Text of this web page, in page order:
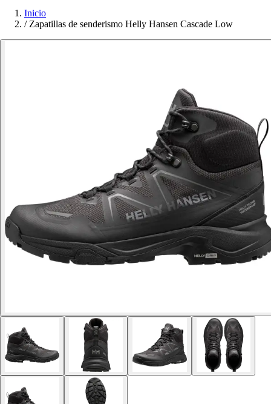
Inicio
/ Zapatillas de senderismo Helly Hansen Cascade Low